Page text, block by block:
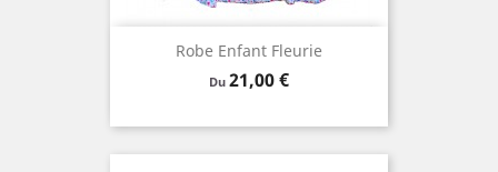
Robe Enfant Fleurie
Du Prix
21,00 €